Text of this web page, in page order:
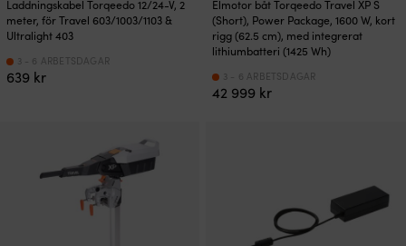
Laddningskabel Torqeedo 12/24-V, 2
meter, för Travel 603/1003/1103 &
Ultralight 403
639 kr
3 - 6 ARBETSDAGAR
Elmotor båt Torqeedo Travel XP S
(Short), Power Package, 1600 W, kort
rigg (62.5 cm), med integrerat
lithiumbatteri (1425 Wh)
42 999 kr
3 - 6 ARBETSDAGAR